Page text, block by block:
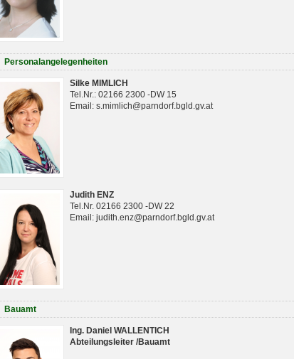
Personalangelegenheiten
Silke MIMLICH
Tel.Nr.: 02166 2300 -DW 15
Email: s.mimlich@parndorf.bgld.gv.at
Judith ENZ
Tel.Nr. 02166 2300 -DW 22
Email: judith.enz@parndorf.bgld.gv.at
Bauamt
Ing. Daniel WALLENTICH
Abteilungsleiter /Bauamt